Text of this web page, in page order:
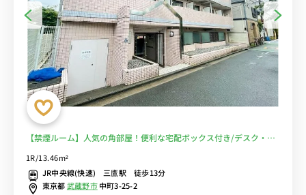
【禁煙ルーム】人気の角部屋！便利な宅配ボックス付き/デスク・チ
の頭公園でのんびり■選べるWi-Fi格安レンタル中！
1R/13.46m²
JR中央線(快速) 三鷹駅 徒歩13分
東京都武蔵野市中町3-25-2